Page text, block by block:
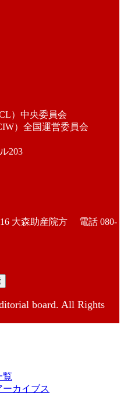
）中央委員会
）全国運営委員会
203
16 大森助産院方 電話 080-
board. All Rights
覧
カイブス